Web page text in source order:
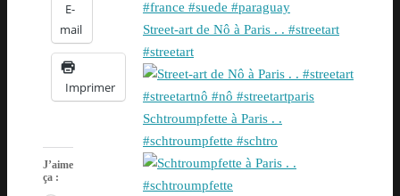
E-
mail
Imprimer
J’aime
ça :
Street-art de Nô à Paris . . #streetart
#streetart
Schtroumpfette à Paris . .
#schtroumpfette #schtro